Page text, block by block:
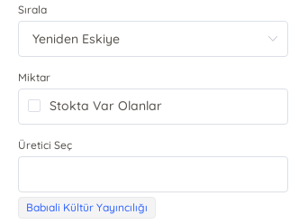
Sırala
Miktar
Stokta Var Olanlar
Üretici Seç
Babıali Kültür Yayıncılığı